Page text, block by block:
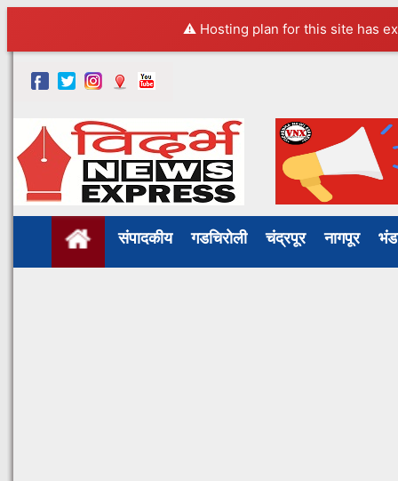
⚠️ Hosting plan for this site has
संपादकीय गडचिरोली चंद्रपूर नागपूर